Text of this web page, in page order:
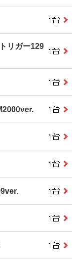
リガー129